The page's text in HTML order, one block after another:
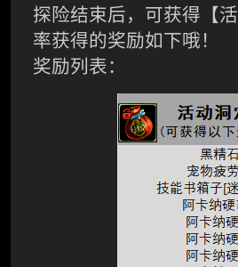
探险结束后，可获得【
率获得的奖励如下哦！
奖励列表：